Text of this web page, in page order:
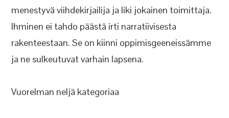
menestyvä viihdekirjailija ja liki jokainen toimittaja.
Ihminen ei tahdo päästä irti narratiivisesta
rakenteestaan. Se on kiinni oppimisgeeneissämme
ja ne sulkeutuvat varhain lapsena.
Vuorelman neljä kategoriaa